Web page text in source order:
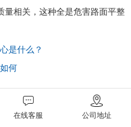
量相关，这种全是危害路面平整
是什么？
何
在线客服 公司地址